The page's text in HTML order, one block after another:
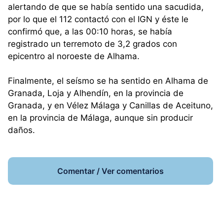
alertando de que se había sentido una sacudida,
por lo que el 112 contactó con el IGN y éste le
confirmó que, a las 00:10 horas, se había
registrado un terremoto de 3,2 grados con
epicentro al noroeste de Alhama.
Finalmente, el seísmo se ha sentido en Alhama de
Granada, Loja y Alhendín, en la provincia de
Granada, y en Vélez Málaga y Canillas de Aceituno,
en la provincia de Málaga, aunque sin producir
daños.
Comentar / Ver comentarios